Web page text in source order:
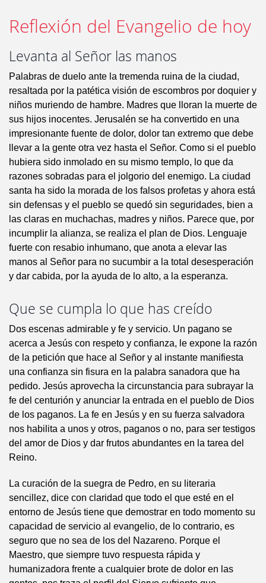
Reflexión del Evangelio de hoy
Levanta al Señor las manos
Palabras de duelo ante la tremenda ruina de la ciudad,
resaltada por la patética visión de escombros por doquier y
niños muriendo de hambre. Madres que lloran la muerte de
sus hijos inocentes. Jerusalén se ha convertido en una
impresionante fuente de dolor, dolor tan extremo que debe
llevar a la gente otra vez hasta el Señor. Como si el pueblo
hubiera sido inmolado en su mismo templo, lo que da
razones sobradas para el jolgorio del enemigo. La ciudad
santa ha sido la morada de los falsos profetas y ahora está
sin defensas y el pueblo se quedó sin seguridades, bien a
las claras en muchachas, madres y niños. Parece que, por
incumplir la alianza, se realiza el plan de Dios. Lenguaje
fuerte con resabio inhumano, que anota a elevar las
manos al Señor para no sucumbir a la total desesperación
y dar cabida, por la ayuda de lo alto, a la esperanza.
Que se cumpla lo que has creído
Dos escenas admirable y fe y servicio. Un pagano se
acerca a Jesús con respeto y confianza, le expone la razón
de la petición que hace al Señor y al instante manifiesta
una confianza sin fisura en la palabra sanadora que ha
pedido. Jesús aprovecha la circunstancia para subrayar la
fe del centurión y anunciar la entrada en el pueblo de Dios
de los paganos. La fe en Jesús y en su fuerza salvadora
nos habilita a unos y otros, paganos o no, para ser testigos
del amor de Dios y dar frutos abundantes en la tarea del
Reino.
La curación de la suegra de Pedro, en su literaria
sencillez, dice con claridad que todo el que esté en el
entorno de Jesús tiene que demostrar en todo momento su
capacidad de servicio al evangelio, de lo contrario, es
seguro que no sea de los del Nazareno. Porque el
Maestro, que siempre tuvo respuesta rápida y
humanizadora frente a cualquier brote de dolor en las